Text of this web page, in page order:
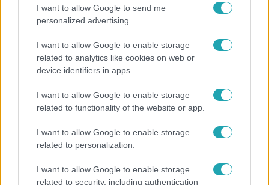
I want to allow Google to send me
personalized advertising.
I want to allow Google to enable storage
related to analytics like cookies on web or
device identifiers in apps.
I want to allow Google to enable storage
related to functionality of the website or app.
I want to allow Google to enable storage
related to personalization.
I want to allow Google to enable storage
related to security, including authentication
Véget ért a közös munka! Balogh Levente